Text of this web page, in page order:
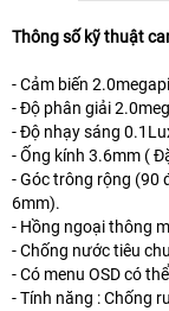
Thông số kỹ thuật
- Cảm biến
- Độ phân giải
- Độ nhạy sáng
- Ống kính 3.6mm (
- Góc trông rộng (90
6mm).
- Hồng ngoại thông
- Chống nước tiêu
- Có menu OSD có
- Tính năng : Chống